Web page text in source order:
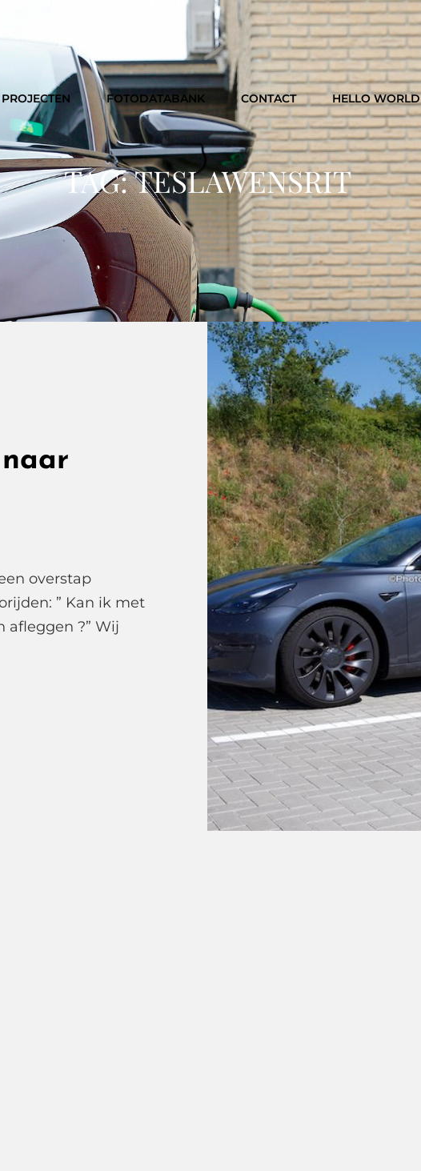
FOTODATABANK CONTACT HELLO WORLD
TAG:TESLAWENSRIT
overstap
” Kan ik met
afleggen ?” Wij